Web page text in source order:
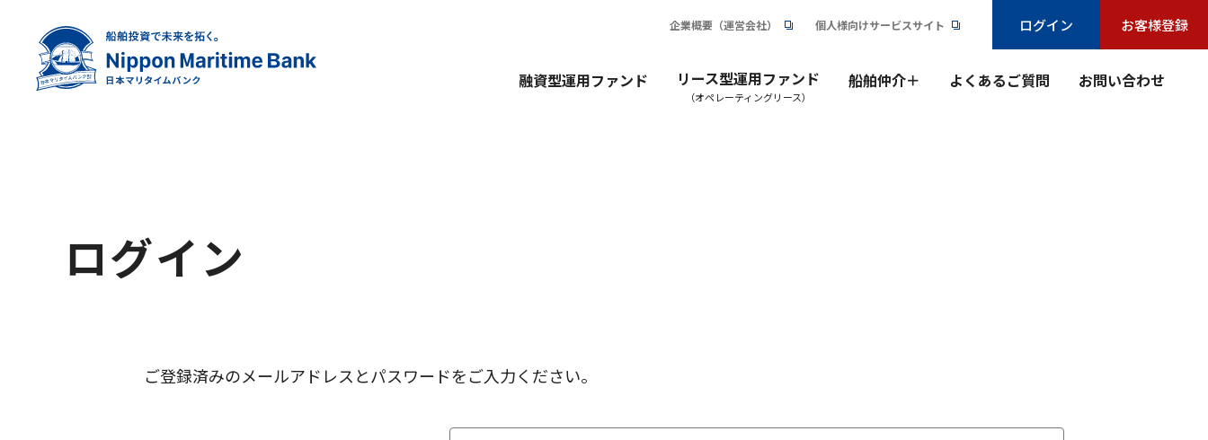
融資型運用ファンド リース型運用ファンド
（オペレーティングリース）
船舶仲介＋ よくあるご質問 お問い合わせ
企業概要（運営会社） 個人様向けサービスサイト ログイン お客様登録
ログイン
ご登録済みのメールアドレスとパスワードをご入力ください。